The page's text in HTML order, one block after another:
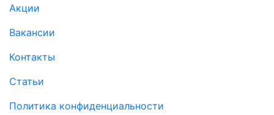
Акции
Вакансии
Контакты
Статьи
Политика конфиденциальности